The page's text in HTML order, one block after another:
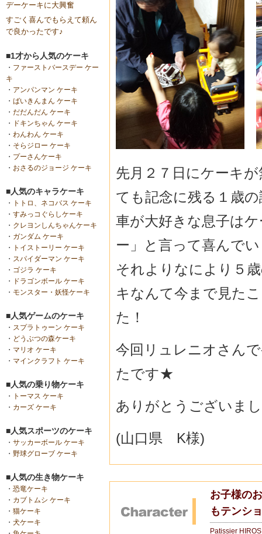
デーケーキに大興奮
すごく喜んでもらえて頼ん
で良かったです♪
■1才から人気のケーキ
・ ファーストバースデー ケー
キ
・ アンパンマン ケーキ
・ ばいきんまん ケーキ
・ だだんだん ケーキ
・
ドキンちゃん ケーキ
・ わんわん ケーキ
・ そらジロー ケーキ
・ プーさんケーキ
・ おさるのジョージ ケーキ
■人気のキャラケーキ
・
トトロ、ネコバス ケーキ
・ すみっコぐらしケーキ
・ クレヨンしんちゃんケーキ
・ ガンダム ケーキ
・
トイストーリー ケーキ
・ スパイダーマン ケーキ
・ ゴジラ ケーキ
・
ドラゴンボール ケーキ
・ モンスター・妖怪ケーキ
■人気ゲームのケーキ
・ スプラトゥーン ケーキ
・ どうぶつの森ケーキ
・ マリオ ケーキ
・ マインクラフト ケーキ
■人気の乗り物ケーキ
・
トーマス ケーキ
・ カーズ ケーキ
■人気スポーツのケーキ
・ サッカーボール ケーキ
・ 野球グローブ ケーキ
■人気の生き物ケーキ
・ 恐竜ケーキ
・ カブトムシ ケーキ
・ 猫ケーキ
・ 犬ケーキ
先月２７日にケーキ
ても記念に残る１歳
車が大好きな息子は
ー」と言って喜んで
それよりなにより５
キなんて今まで見た
た！
今回リュレニオさん
たです★
ありがとうございま
(山口県 K様)
お子様の
もテンシ
Patissier